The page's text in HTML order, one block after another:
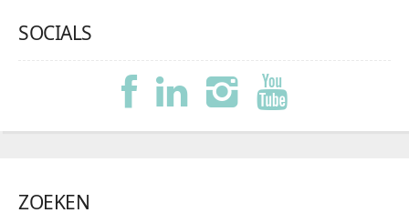
SOCIALS
ZOEKEN